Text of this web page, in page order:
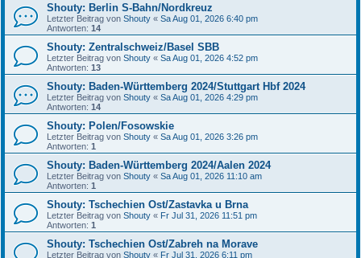
Shouty: Berlin S-Bahn/Nordkreuz
Letzter Beitrag von Shouty « Sa Aug 01, 2026 6:40 pm
Antworten: 14
Shouty: Zentralschweiz/Basel SBB
Letzter Beitrag von Shouty « Sa Aug 01, 2026 4:52 pm
Antworten: 13
Shouty: Baden-Württemberg 2024/Stuttgart Hbf 2024
Letzter Beitrag von Shouty « Sa Aug 01, 2026 4:29 pm
Antworten: 14
Shouty: Polen/Fosowskie
Letzter Beitrag von Shouty « Sa Aug 01, 2026 3:26 pm
Antworten: 1
Shouty: Baden-Württemberg 2024/Aalen 2024
Letzter Beitrag von Shouty « Sa Aug 01, 2026 11:10 am
Antworten: 1
Shouty: Tschechien Ost/Zastavka u Brna
Letzter Beitrag von Shouty « Fr Jul 31, 2026 11:51 pm
Antworten: 1
Shouty: Tschechien Ost/Zabreh na Morave
Letzter Beitrag von Shouty « Fr Jul 31, 2026 6:11 pm